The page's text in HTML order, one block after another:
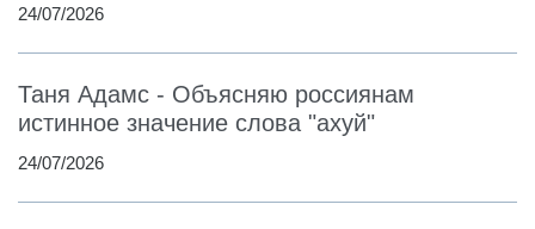
24/07/2026
Таня Адамс - Объясняю россиянам
истинное значение слова "ахуй"
24/07/2026